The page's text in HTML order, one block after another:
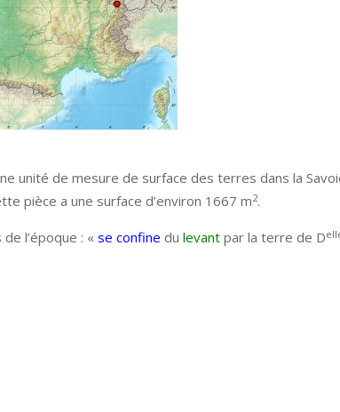
unité de mesure de surface des terres dans la
pièce a une surface d’environ 1667 m2.
l’époque : « se confine du levant par la terre de D